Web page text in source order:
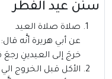
سنن عيد الفطر
صلاة صلاة العيد
عن أبي هريرة أنَّه
خرجَ إلى العيدينِ
الأكل قبل الخروج